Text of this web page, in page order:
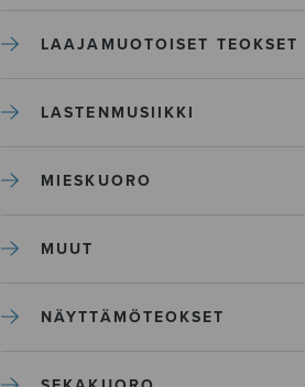
LAAJAMUOTOISET TEOKSET
LASTENMUSIIKKI
MIESKUORO
MUUT
NÄYTTÄMÖTEOKSET